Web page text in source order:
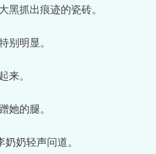
抓出痕迹的瓷砖。
别明显。
。
她的腿。
奶轻声问道。